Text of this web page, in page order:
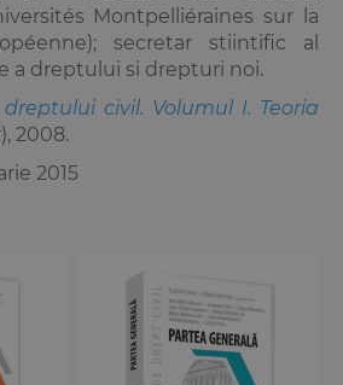
Montpelliéraines sur la
secretar stiintific al
a dreptului si drepturi noi.
dreptului civil. Volumul I. Teoria
2008.
2015